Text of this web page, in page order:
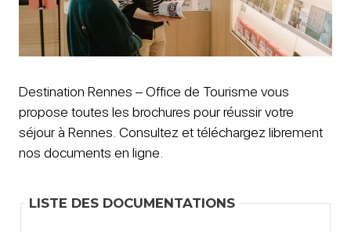
Destination Rennes – Office de Tourisme vous
propose toutes les brochures pour réussir votre
séjour à Rennes. Consultez et téléchargez librement
nos documents en ligne.